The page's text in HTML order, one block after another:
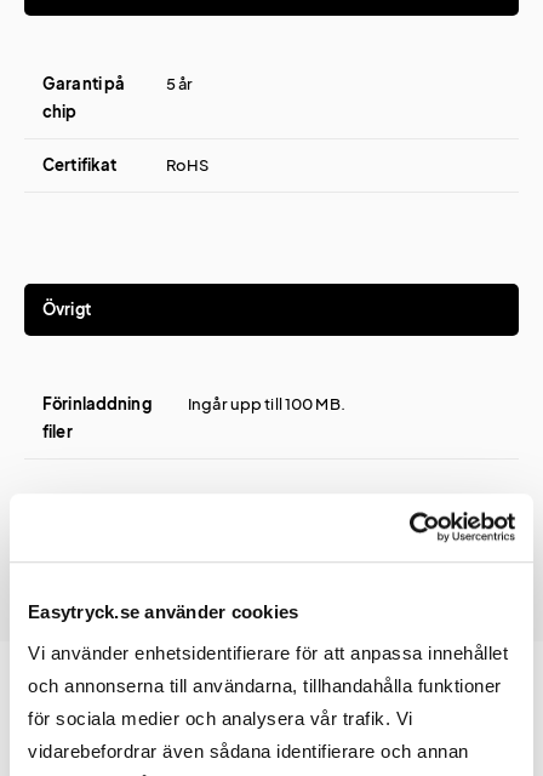
Easytryck.se använder cookies
Vi använder enhetsidentifierare för att anpassa innehållet
och annonserna till användarna, tillhandahålla funktioner
för sociala medier och analysera vår trafik. Vi
vidarebefordrar även sådana identifierare och annan
Garanti på
chip
5 år
Certifikat RoHS
Övrigt
Förinladdning
filer
Ingår upp till 100 MB.
Prislista